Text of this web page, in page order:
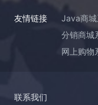
友情链接 Java商城
分销商城
网上购物
联系我们